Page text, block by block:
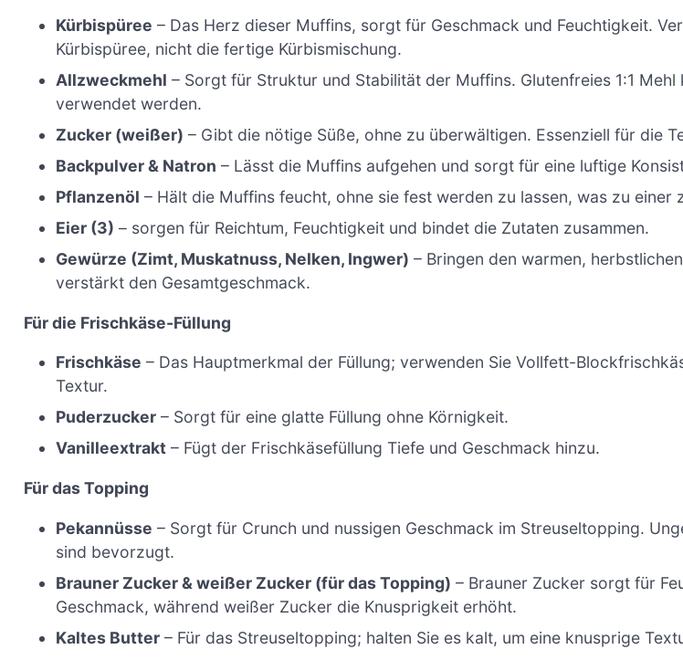
Kürbispüree – Das Herz dieser Muffins, sorgt für Geschmack und Feuchtigkeit.
Kürbispüree, nicht die fertige Kürbismischung.
Allzweckmehl – Sorgt für Struktur und Stabilität der Muffins. Glutenfreies 1:1 Mehl
verwendet werden.
Zucker (weißer) – Gibt die nötige Süße, ohne zu überwältigen. Essenziell für die
Backpulver & Natron – Lässt die Muffins aufgehen und sorgt für eine luftige
Pflanzenöl – Hält die Muffins feucht, ohne sie fest werden zu lassen, was zu einer
Eier (3) – sorgen für Reichtum, Feuchtigkeit und bindet die Zutaten zusammen.
Gewürze (Zimt, Muskatnuss, Nelken, Ingwer) – Bringen den warmen,
verstärkt den Gesamtgeschmack.
Für die Frischkäse-Füllung
Frischkäse – Das Hauptmerkmal der Füllung; verwenden Sie Vollfett-
Textur.
Puderzucker – Sorgt für eine glatte Füllung ohne Körnigkeit.
Vanilleextrakt – Fügt der Frischkäsefüllung Tiefe und Geschmack hinzu.
Für das Topping
Pekannüsse – Sorgt für Crunch und nussigen Geschmack im Streuseltopping.
sind bevorzugt.
Brauner Zucker & weißer Zucker (für das Topping) – Brauner Zucker sorgt für
Geschmack, während weißer Zucker die Knusprigkeit erhöht.
Kaltes Butter – Für das Streuseltopping; halten Sie es kalt, um eine knusprige